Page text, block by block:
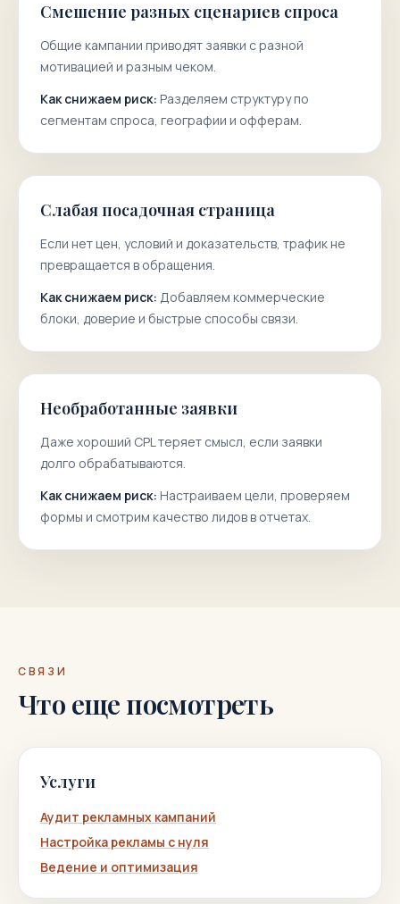
Смешение разных сценариев спроса
Общие кампании приводят заявки с разной
мотивацией и разным чеком.
Как снижаем риск: Разделяем структуру по
сегментам спроса, географии и офферам.
Слабая посадочная страница
Если нет цен, условий и доказательств, трафик не
превращается в обращения.
Как снижаем риск: Добавляем коммерческие
блоки, доверие и быстрые способы связи.
Необработанные заявки
Даже хороший CPL теряет смысл, если заявки
долго обрабатываются.
Как снижаем риск: Настраиваем цели, проверяем
формы и смотрим качество лидов в отчетах.
СВЯЗИ
Что еще посмотреть
Услуги
Аудит рекламных кампаний
Настройка рекламы с нуля
Ведение и оптимизация